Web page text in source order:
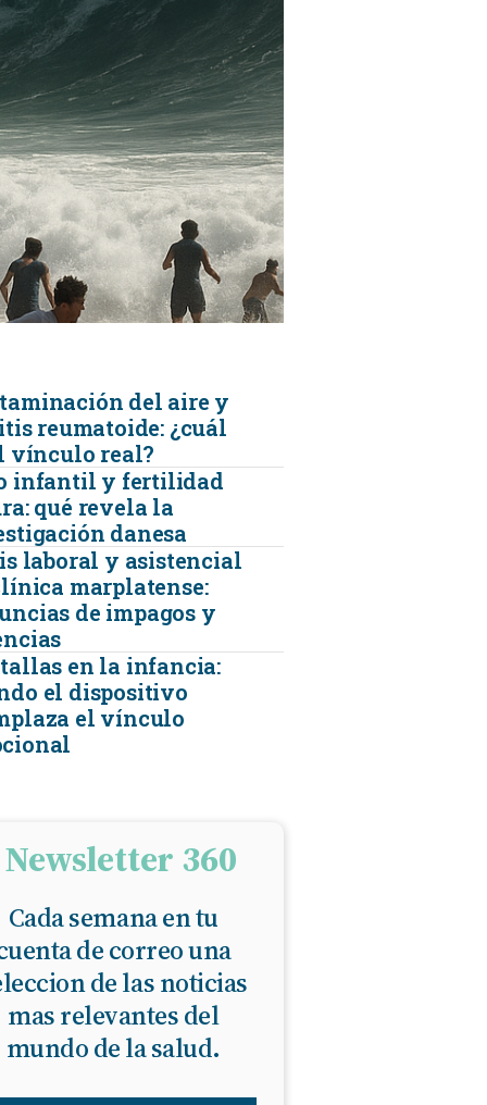
ORTOPEDIAS
ÓPTICAS
KINESIOLOGÍA
TRAUMATOLOGIA
SERVICIOS DE AMBULANCIAS
del aire y
reumatoide: ¿cuál
vínculo real?
infantil y fertilidad
qué revela la
danesa
laboral y asistencial
marplatense:
de impagos y
en la infancia:
el dispositivo
el vínculo
Newsletter 360
Cada semana en tu
de correo una
de las noticias
mas relevantes del
mundo de la salud.